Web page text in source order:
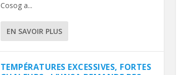
Cosog a...
EN SAVOIR PLUS
TEMPÉRATURES EXCESSIVES, FORTES